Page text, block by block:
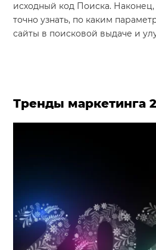
исходный код Поиска.
точно узнать, по каким
сайты в поисковой выдаче и
Тренды маркетинга